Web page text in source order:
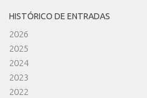
HISTÓRICO DE ENTRADAS
2026
2025
2024
2023
2022